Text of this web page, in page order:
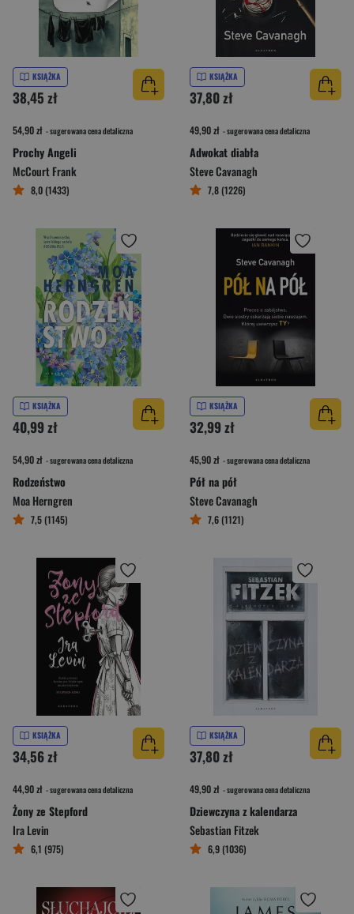
KSIĄŻKA
38,45 zł
54,90 zł - sugerowana cena detaliczna
Prochy Angeli
McCourt Frank
8,0 (1433)
KSIĄŻKA
37,80 zł
49,90 zł - sugerowana cena detaliczna
Adwokat diabła
Steve Cavanagh
7,8 (1226)
KSIĄŻKA
40,99 zł
54,90 zł - sugerowana cena detaliczna
Rodzeństwo
Moa Herngren
7,5 (1145)
KSIĄŻKA
32,99 zł
45,90 zł - sugerowana cena detaliczna
Pół na pół
Steve Cavanagh
7,6 (1121)
KSIĄŻKA
34,56 zł
44,90 zł - sugerowana cena detaliczna
Żony ze Stepford
Ira Levin
6,1 (975)
KSIĄŻKA
37,80 zł
49,90 zł - sugerowana cena detaliczna
Dziewczyna z kalendarza
Sebastian Fitzek
6,9 (1036)